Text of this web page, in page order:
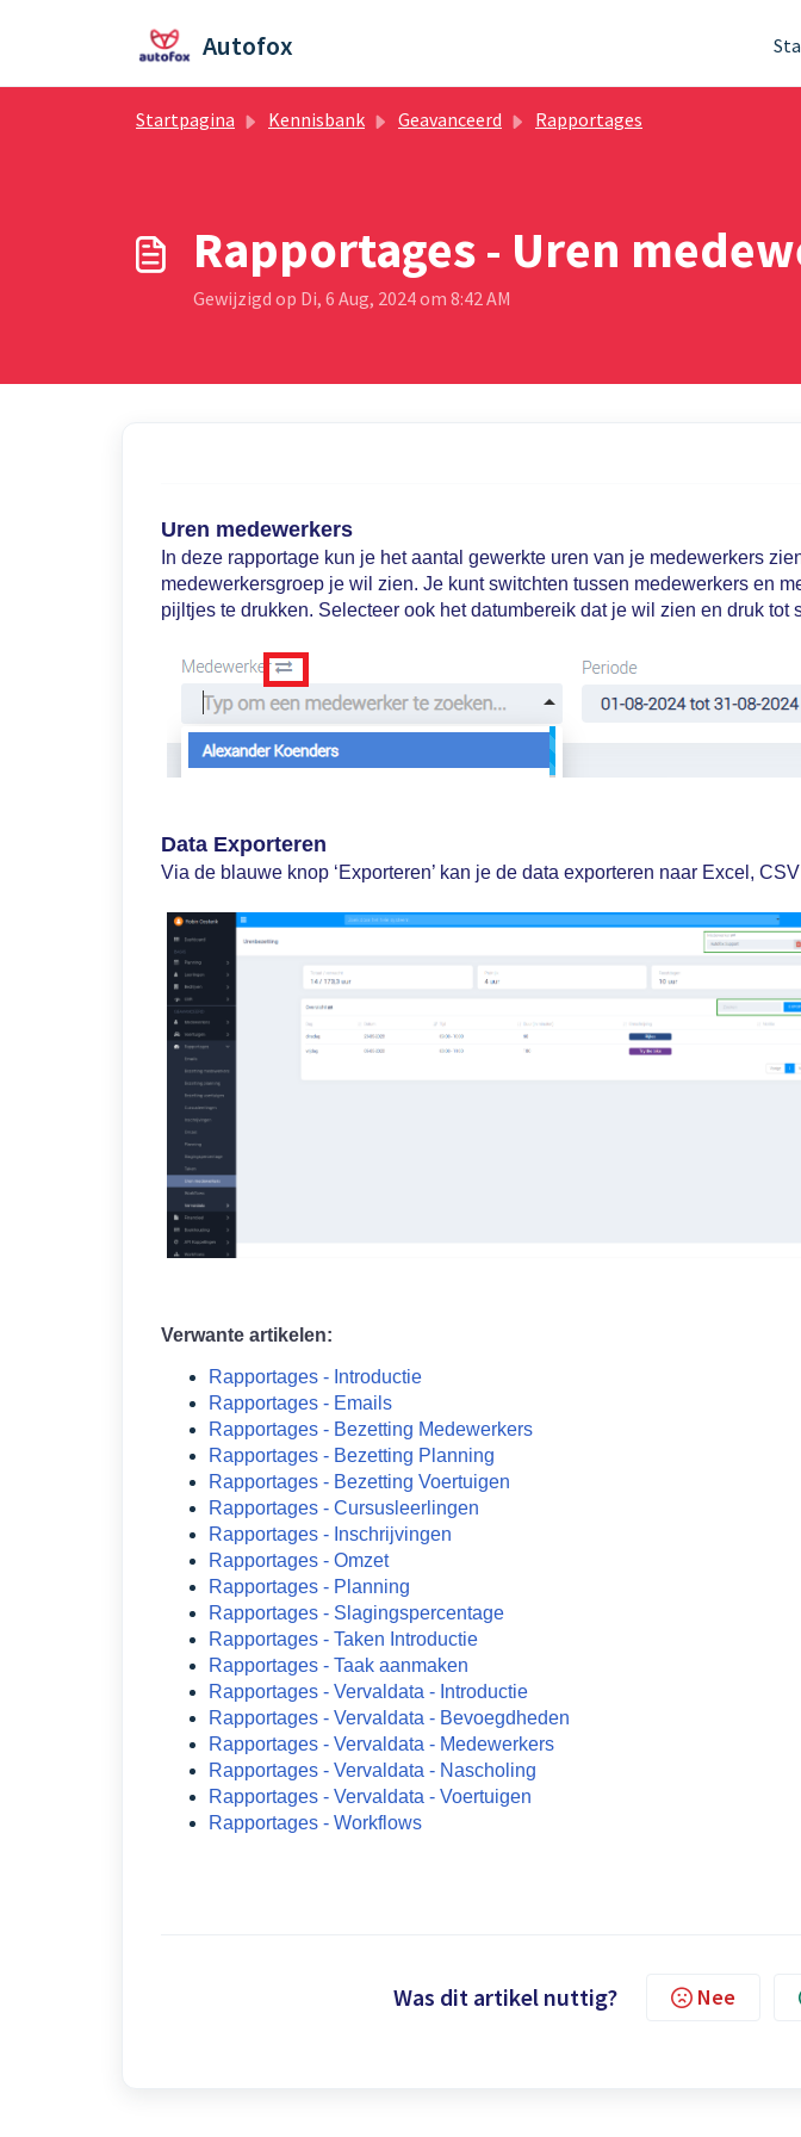
Autofox
Startpagina Kennisbank Geavanceerd Rapportages
Rapportages - Uren
Gewijzigd op Di, 6 Aug, 2024 om 8:42 AM
Uren medewerkers
In deze rapportage kun je het aantal gewerkte uren van je medewerkers
medewerkersgroep je wil zien. Je kunt switchten tussen medewerkers en
pijltjes te drukken. Selecteer ook het datumbereik dat je wil zien en druk tot
Data Exporteren
Via de blauwe knop ‘Exporteren’ kan je de data exporteren naar Excel,
Verwante artikelen:
Rapportages - Introductie
Rapportages - Emails
Rapportages - Bezetting Medewerkers
Rapportages - Bezetting Planning
Rapportages - Bezetting Voertuigen
Rapportages - Cursusleerlingen
Rapportages - Inschrijvingen
Rapportages - Omzet
Rapportages - Planning
Rapportages - Slagingspercentage
Rapportages - Taken Introductie
Rapportages - Taak aanmaken
Rapportages - Vervaldata - Introductie
Rapportages - Vervaldata - Bevoegdheden
Rapportages - Vervaldata - Medewerkers
Rapportages - Vervaldata - Nascholing
Rapportages - Vervaldata - Voertuigen
Rapportages - Workflows
Was dit artikel nuttig? Nee